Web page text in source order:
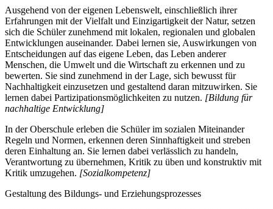
Ausgehend von der eigenen Lebenswelt, einschließlich ihrer
Erfahrungen mit der Vielfalt und Einzigartigkeit der Natur, setzen
sich die Schüler zunehmend mit lokalen, regionalen und globalen
Entwicklungen auseinander. Dabei lernen sie, Auswirkungen von
Entscheidungen auf das eigene Leben, das Leben anderer
Menschen, die Umwelt und die Wirtschaft zu erkennen und zu
bewerten. Sie sind zunehmend in der Lage, sich bewusst für
Nachhaltigkeit einzusetzen und gestaltend daran mitzuwirken. Sie
lernen dabei Partizipationsmöglichkeiten zu nutzen. [Bildung für
nachhaltige Entwicklung]
In der Oberschule erleben die Schüler im sozialen Miteinander
Regeln und Normen, erkennen deren Sinnhaftigkeit und streben
deren Einhaltung an. Sie lernen dabei verlässlich zu handeln,
Verantwortung zu übernehmen, Kritik zu üben und konstruktiv mit
Kritik umzugehen. [Sozialkompetenz]
Gestaltung des Bildungs- und Erziehungsprozesses